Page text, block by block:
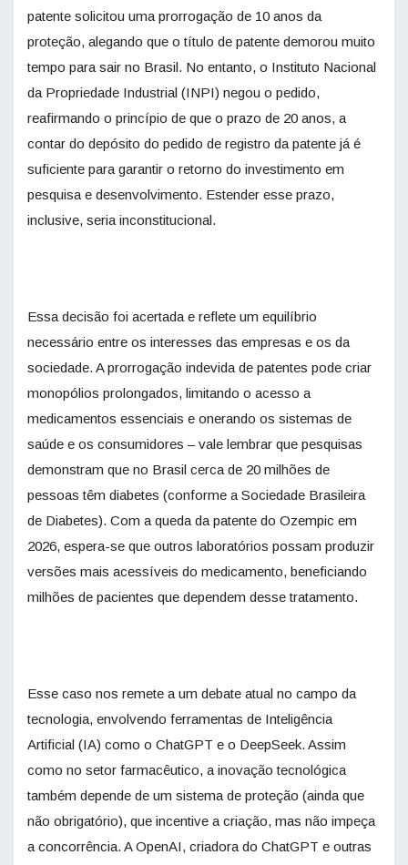
patente solicitou uma prorrogação de 10 anos da
proteção, alegando que o título de patente demorou muito
tempo para sair no Brasil. No entanto, o Instituto Nacional
da Propriedade Industrial (INPI) negou o pedido,
reafirmando o princípio de que o prazo de 20 anos, a
contar do depósito do pedido de registro da patente já é
suficiente para garantir o retorno do investimento em
pesquisa e desenvolvimento. Estender esse prazo,
inclusive, seria inconstitucional.
Essa decisão foi acertada e reflete um equilíbrio
necessário entre os interesses das empresas e os da
sociedade. A prorrogação indevida de patentes pode criar
monopólios prolongados, limitando o acesso a
medicamentos essenciais e onerando os sistemas de
saúde e os consumidores – vale lembrar que pesquisas
demonstram que no Brasil cerca de 20 milhões de
pessoas têm diabetes (conforme a Sociedade Brasileira
de Diabetes). Com a queda da patente do Ozempic em
2026, espera-se que outros laboratórios possam produzir
versões mais acessíveis do medicamento, beneficiando
milhões de pacientes que dependem desse tratamento.
Esse caso nos remete a um debate atual no campo da
tecnologia, envolvendo ferramentas de Inteligência
Artificial (IA) como o ChatGPT e o DeepSeek. Assim
como no setor farmacêutico, a inovação tecnológica
também depende de um sistema de proteção (ainda que
não obrigatório), que incentive a criação, mas não impeça
a concorrência. A OpenAI, criadora do ChatGPT e outras